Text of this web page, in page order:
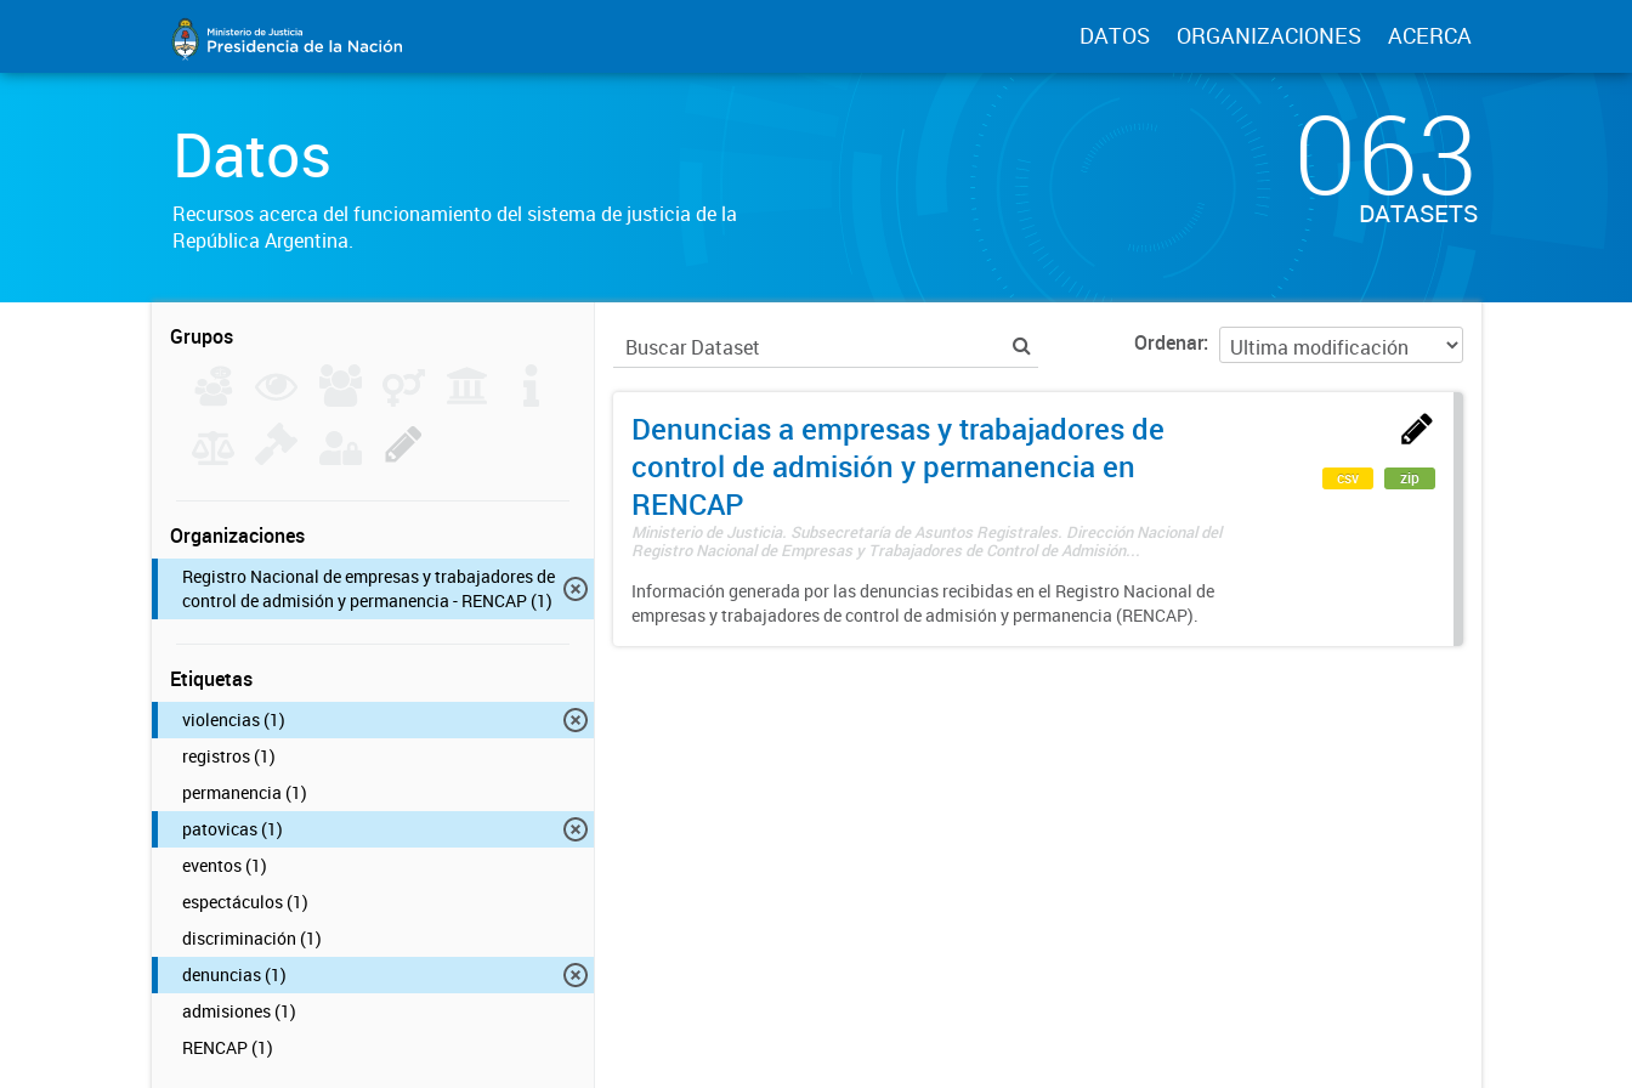
DATOS ORGANIZACIONES ACERCA
Datos
Recursos acerca del funcionamiento del sistema de justicia de la
República Argentina.
063
DATASETS
Grupos
Organizaciones
Registro Nacional de empresas y trabajadores de
control de admisión y permanencia - RENCAP (1)
Etiquetas
violencias (1)
registros (1)
permanencia (1)
patovicas (1)
eventos (1)
espectáculos (1)
discriminación (1)
denuncias (1)
admisiones (1)
RENCAP (1)
Ordenar
Denuncias a empresas y trabajadores de
control de admisión y permanencia en
RENCAP
Ministerio de Justicia. Subsecretaría de Asuntos Registrales. Dirección Nacional del
Registro Nacional de Empresas y Trabajadores de Control de Admisión...
Información generada por las denuncias recibidas en el Registro Nacional de
empresas y trabajadores de control de admisión y permanencia (RENCAP).
csv zip